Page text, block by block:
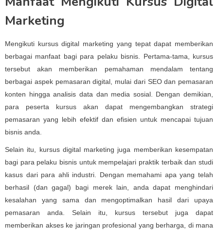
Marketing
Mengikuti kursus digital marketing yang tepat dapat memberikan
berbagai manfaat bagi para pelaku bisnis. Pertama-tama, kursus
tersebut akan memberikan pemahaman mendalam tentang
berbagai aspek pemasaran digital, mulai dari SEO dan pemasaran
konten hingga analisis data dan media sosial. Dengan demikian,
para peserta kursus akan dapat mengembangkan strategi
pemasaran yang lebih efektif dan efisien untuk mencapai tujuan
bisnis anda.
Selain itu, kursus digital marketing juga memberikan kesempatan
bagi para pelaku bisnis untuk mempelajari praktik terbaik dan studi
kasus dari para ahli industri. Dengan memahami apa yang telah
berhasil (dan gagal) bagi merek lain, anda dapat menghindari
kesalahan yang sama dan mengoptimalkan hasil dari upaya
pemasaran anda. Selain itu, kursus tersebut juga dapat
memberikan akses ke jaringan profesional yang berharga, di mana